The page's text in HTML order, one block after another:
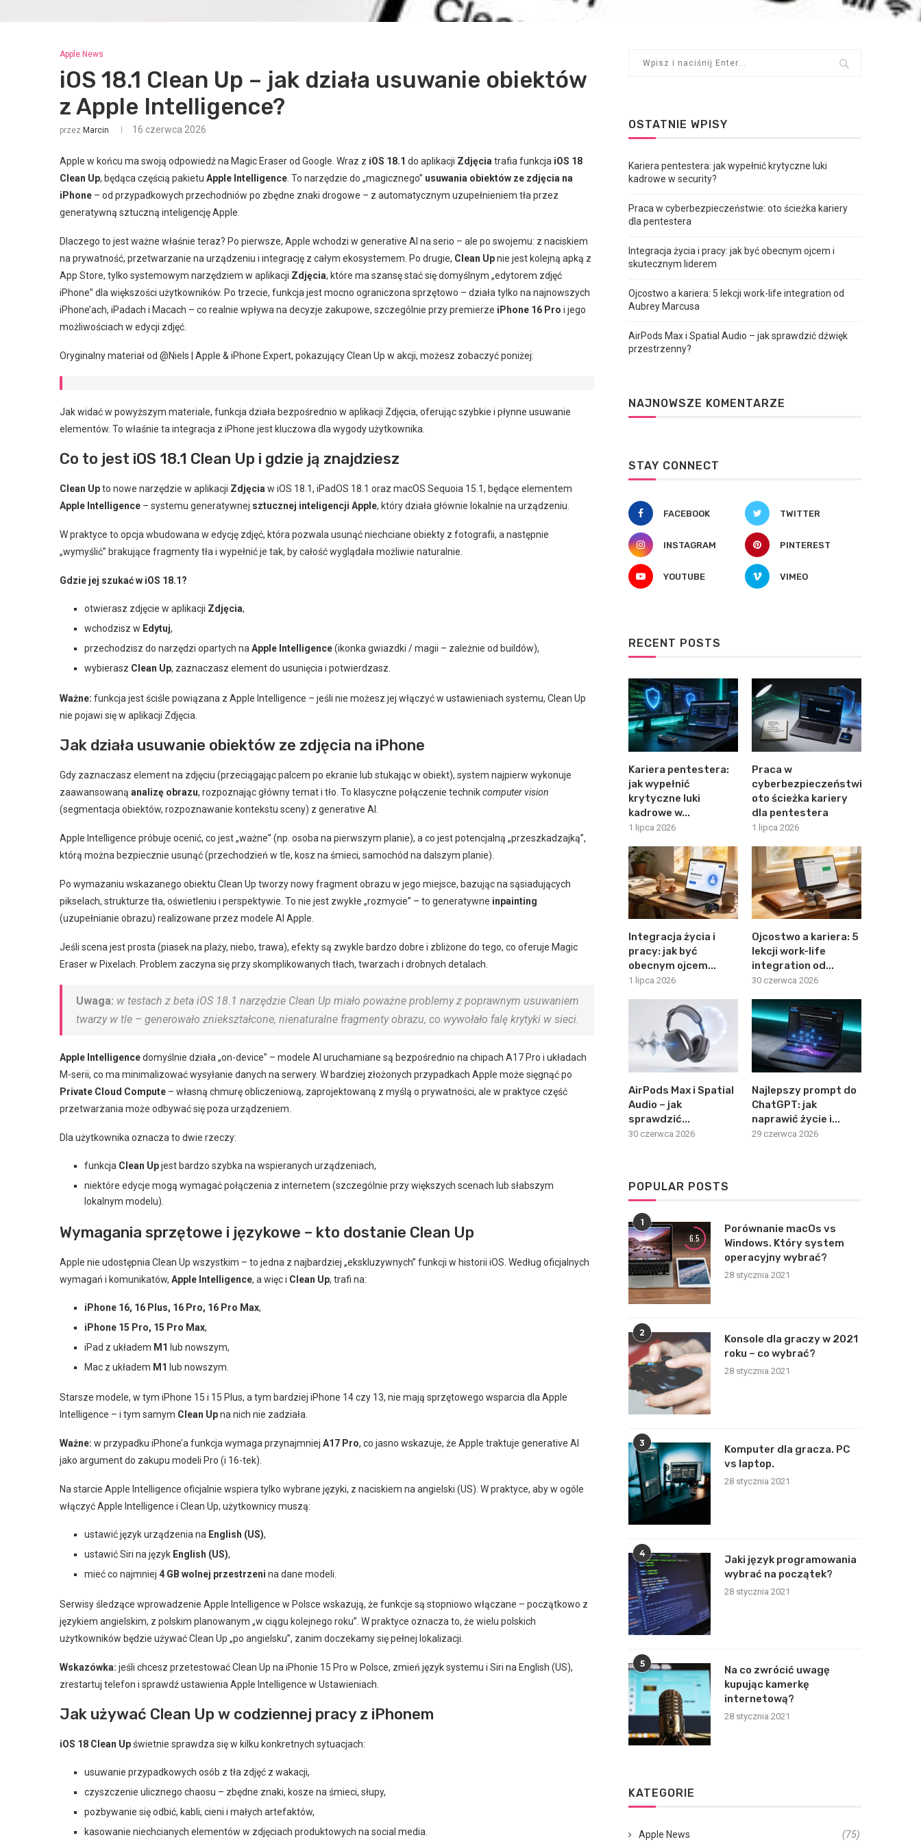
Apple News
iOS 18.1 Clean Up – jak działa usuwanie obiektów
z Apple Intelligence?
przez Marcin 16 czerwca 2026
Apple w końcu ma swoją odpowiedź na Magic Eraser od Google. Wraz z iOS 18.1 do aplikacji Zdjęcia trafia funkcja iOS 18
Clean Up, będąca częścią pakietu Apple Intelligence . To narzędzie do „magicznego” usuwania obiektów ze zdjęcia na
iPhone – od przypadkowych przechodniów po zbędne znaki drogowe – z automatycznym uzupełnieniem tła przez
generatywną sztuczną inteligencję Apple.
Dlaczego to jest ważne właśnie teraz? Po pierwsze, Apple wchodzi w generative AI na serio – ale po swojemu: z naciskiem
na prywatność, przetwarzanie na urządzeniu i integrację z całym ekosystemem. Po drugie, Clean Upnie jest kolejną apką z
App Store, tylko systemowym narzędziem w aplikacji Zdjęcia, które ma szansę stać się domyślnym „edytorem zdjęć
iPhone” dla większości użytkowników. Po trzecie, funkcja jest mocno ograniczona sprzętowo – działa tylko na najnowszych
iPhone’ach, iPadach i Macach – co realnie wpływa na decyzje zakupowe, szczególnie przy premierze iPhone 16 Pro i jego
możliwościach w edycji zdjęć.
Oryginalny materiał od @Niels | Apple & iPhone Expert, pokazujący Clean Up w akcji, możesz zobaczyć poniżej:
Jak widać w powyższym materiale, funkcja działa bezpośrednio w aplikacji Zdjęcia, oferując szybkie i płynne usuwanie
elementów. To właśnie ta integracja z iPhone jest kluczowa dla wygody użytkownika.
Co to jest iOS 18.1 Clean Up i gdzie ją znajdziesz
Clean Upto nowe narzędzie w aplikacji Zdjęcia w iOS 18.1, iPadOS 18.1 oraz macOS Sequoia 15.1, będące elementem
Apple Intelligence – systemu generatywnej sztucznej inteligencji Apple, który działa głównie lokalnie na urządzeniu.
W praktyce to opcja wbudowana w edycję zdjęć, która pozwala usunąć niechciane obiekty z fotografii, a następnie
„wymyślić” brakujące fragmenty tła i wypełnić je tak, by całość wyglądała możliwie naturalnie.
Gdzie jej szukać w iOS 18.1?
otwierasz zdjęcie w aplikacji Zdjęcia,
wchodzisz w Edytuj,
przechodzisz do narzędzi opartych na Apple Intelligence(ikonka gwiazdki / magii – zależnie od buildów),
wybierasz Clean Up, zaznaczasz element do usunięcia i potwierdzasz.
Ważne: funkcja jest ściśle powiązana z Apple Intelligence – jeśli nie możesz jej włączyć w ustawieniach systemu, Clean Up
nie pojawi się w aplikacji Zdjęcia.
Jak działa usuwanie obiektów ze zdjęcia na iPhone
Gdy zaznaczasz element na zdjęciu (przeciągając palcem po ekranie lub stukając w obiekt), system najpierw wykonuje
zaawansowaną analizę obrazu, rozpoznając główny temat i tło. To klasyczne połączenie technikcomputer vision
(segmentacja obiektów, rozpoznawanie kontekstu sceny) z generative AI.
Apple Intelligence próbuje ocenić, co jest „ważne” (np. osoba na pierwszym planie), a co jest potencjalną „przeszkadzajką”,
którą można bezpiecznie usunąć (przechodzień w tle, kosz na śmieci, samochód na dalszym planie).
Po wymazaniu wskazanego obiektu Clean Up tworzy nowy fragment obrazu w jego miejsce, bazując na sąsiadujących
pikselach, strukturze tła, oświetleniu i perspektywie. To nie jest zwykłe „rozmycie” – to generatywne inpainting
(uzupełnianie obrazu) realizowane przez modele AI Apple.
Jeśli scena jest prosta (piasek na plaży, niebo, trawa), efekty są zwykle bardzo dobre i zbliżone do tego, co oferuje Magic
Eraser w Pixelach. Problem zaczyna się przy skomplikowanych tłach, twarzach i drobnych detalach.
Uwaga: w testach z beta iOS 18.1 narzędzie Clean Up miało poważne problemy z poprawnym usuwaniem
twarzy w tle – generowało zniekształcone, nienaturalne fragmenty obrazu, co wywołało falę krytyki w sieci.
Apple Intelligencedomyślnie działa „on-device” – modele AI uruchamiane są bezpośrednio na chipach A17 Pro i układach
M-serii, co ma minimalizować wysyłanie danych na serwery. W bardziej złożonych przypadkach Apple może sięgnąć po
Private Cloud Compute – własną chmurę obliczeniową, zaprojektowaną z myślą o prywatności, ale w praktyce część
przetwarzania może odbywać się poza urządzeniem.
Dla użytkownika oznacza to dwie rzeczy:
funkcja Clean Upjest bardzo szybka na wspieranych urządzeniach,
niektóre edycje mogą wymagać połączenia z internetem (szczególnie przy większych scenach lub słabszym
lokalnym modelu).
Wymagania sprzętowe i językowe – kto dostanie Clean Up
Apple nie udostępnia Clean Up wszystkim – to jedna z najbardziej „ekskluzywnych” funkcji w historii iOS. Według oficjalnych
wymagań i komunikatów, Apple Intelligence, a więc i Clean Up, trafi na:
iPhone 16, 16 Plus, 16 Pro, 16 Pro Max,
iPhone 15 Pro, 15 Pro Max,
iPad z układem M1 lub nowszym,
Mac z układem M1 lub nowszym.
Starsze modele, w tym iPhone 15 i 15 Plus, a tym bardziej iPhone 14 czy 13, nie mają sprzętowego wsparcia dla Apple
Intelligence – i tym samym Clean Upna nich nie zadziała.
Ważne: w przypadku iPhone’a funkcja wymaga przynajmniej A17 Pro, co jasno wskazuje, że Apple traktuje generative AI
jako argument do zakupu modeli Pro (i 16-tek).
Na starcie Apple Intelligence oficjalnie wspiera tylko wybrane języki, z naciskiem na angielski (US). W praktyce, aby w ogóle
włączyć Apple Intelligence i Clean Up, użytkownicy muszą:
ustawić język urządzenia na English (US),
ustawić Siri na język English (US),
mieć co najmniej 4 GB wolnej przestrzeni na dane modeli.
Serwisy śledzące wprowadzenie Apple Intelligence w Polsce wskazują, że funkcje są stopniowo włączane – początkowo z
językiem angielskim, z polskim planowanym „w ciągu kolejnego roku”. W praktyce oznacza to, że wielu polskich
użytkowników będzie używać Clean Up „po angielsku”, zanim doczekamy się pełnej lokalizacji.
Wskazówka: jeśli chcesz przetestować Clean Up na iPhonie 15 Pro w Polsce, zmień język systemu i Siri na English (US),
zrestartuj telefon i sprawdź ustawienia Apple Intelligence w Ustawieniach.
Jak używać Clean Up w codziennej pracy z iPhonem
iOS 18 Clean Upświetnie sprawdza się w kilku konkretnych sytuacjach:
usuwanie przypadkowych osób z tła zdjęć z wakacji,
czyszczenie ulicznego chaosu – zbędne znaki, kosze na śmieci, słupy,
pozbywanie się odbić, kabli, cieni i małych artefaktów,
kasowanie niechcianych elementów w zdjęciach produktowych na social media.
OSTATNIE WPISY
Kariera pentestera: jak wypełnić krytyczne luki
kadrowe w security?
Praca w cyberbezpieczeństwie: oto ścieżka kariery
dla pentestera
Integracja życia i pracy: jak być obecnym ojcem i
skutecznym liderem
Ojcostwo a kariera: 5 lekcji work-life integration od
Aubrey Marcusa
AirPods Max i Spatial Audio – jak sprawdzić dźwięk
przestrzenny?
NAJNOWSZE KOMENTARZE
STAY CONNECT
FACEBOOK TWITTER
INSTAGRAM PINTEREST
YOUTUBE VIMEO
RECENT POSTS
Kariera pentestera:
jak wypełnić
krytyczne luki
kadrowe w...
1 lipca 2026
Praca w
cyberbezpieczeństwie:
oto ścieżka kariery
dla pentestera
1 lipca 2026
Integracja życia i
pracy: jak być
obecnym ojcem...
1 lipca 2026
Ojcostwo a kariera: 5
lekcji work-life
integration od...
30 czerwca 2026
AirPods Max i Spatial
Audio – jak
sprawdzić...
30 czerwca 2026
Najlepszy prompt do
ChatGPT: jak
naprawić życie i...
29 czerwca 2026
POPULAR POSTS
1
6.5
Porównanie macOs vs
Windows. Który system
operacyjny wybrać?
28 stycznia 2021
2
Konsole dla graczy w 2021
roku – co wybrać?
28 stycznia 2021
3
Komputer dla gracza. PC
vs laptop.
28 stycznia 2021
4
Jaki język programowania
wybrać na początek?
28 stycznia 2021
5
Na co zwrócić uwagę
kupując kamerkę
internetową?
28 stycznia 2021
KATEGORIE
Apple News (75)